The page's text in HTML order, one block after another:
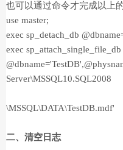
也可以通过命令才完成以上
use master;
exec sp_detach_db
exec sp_attach_single_file_db
Server\MSSQL10.SQL2008
\MSSQL\DATA\TestDB.mdf'
二、清空日志